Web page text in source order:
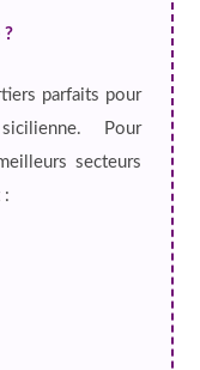
?
parfaits pour
Pour
secteurs
: